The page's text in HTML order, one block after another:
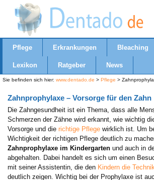
Pflege Erkrankungen Bleaching
Lexikon Ratgeber News
Sie befinden sich hier: www.dentado.de > Pflege >
Zahnprophylaxe – Vorsorge für den Zahn
Die Zahngesundheit ist ein Thema, dass alle
Schmerzen der Zähne wird erkannt, wie wichtig
Vorsorge und die richtige Pflege wirklich ist. Um
Wichtigkeit der richtigen Pflege deutlich zu
Zahnprophylaxe im Kindergarten und auch in
abgehalten. Dabei handelt es sich um einen
mit seiner Assistentin, die den Kindern die
deutlich zeigen. Wichtig bei der Prophylaxe ist